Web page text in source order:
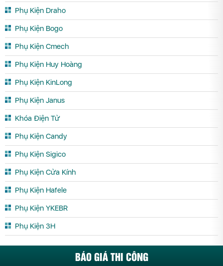
Phụ Kiện Draho
Phụ Kiện Bogo
Phụ Kiện Cmech
Phụ Kiện Huy Hoàng
Phụ Kiện KinLong
Phụ Kiện Janus
Khóa Điện Tử
Phụ Kiện Candy
Phụ Kiện Sigico
Phụ Kiện Cửa Kính
Phụ Kiện Hafele
Phụ Kiện YKEBR
Phụ Kiện 3H
BÁO GIÁ THI CÔNG